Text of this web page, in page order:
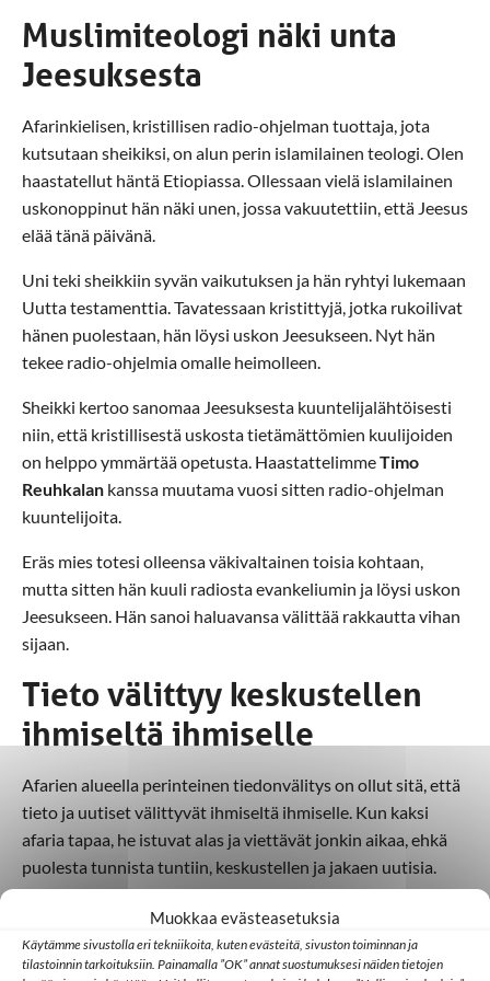
Muokkaa evästeasetuksia
Käytämme sivustolla eri tekniikoita, kuten evästeitä, sivuston toiminnan ja
tilastoinnin tarkoituksiin. Painamalla ”OK” annat suostumuksesi näiden tietojen
Muslimiteologi näki unta
Jeesuksesta
Afarinkielisen, kristillisen radio-ohjelman tuottaja, jota
kutsutaan sheikiksi, on alun perin islamilainen teologi. Olen
haastatellut häntä Etiopiassa. Ollessaan vielä islamilainen
uskonoppinut hän näki unen, jossa vakuutettiin, että Jeesus
elää tänä päivänä.
Uni teki sheikkiin syvän vaikutuksen ja hän ryhtyi lukemaan
Uutta testamenttia. Tavatessaan kristittyjä, jotka rukoilivat
hänen puolestaan, hän löysi uskon Jeesukseen. Nyt hän
tekee radio-ohjelmia omalle heimolleen.
Sheikki kertoo sanomaa Jeesuksesta kuuntelijalähtöisesti
niin, että kristillisestä uskosta tietämättömien kuulijoiden
on helppo ymmärtää opetusta. HaastattelimmeTimo
Reuhkalan kanssa muutama vuosi sitten radio-ohjelman
kuuntelijoita.
Eräs mies totesi olleensa väkivaltainen toisia kohtaan,
mutta sitten hän kuuli radiosta evankeliumin ja löysi uskon
Jeesukseen. Hän sanoi haluavansa välittää rakkautta vihan
sijaan.
Tieto välittyy keskustellen
ihmiseltä ihmiselle
Afarien alueella perinteinen tiedonvälitys on ollut sitä, että
tieto ja uutiset välittyvät ihmiseltä ihmiselle. Kun kaksi
afaria tapaa, he istuvat alas ja viettävät jonkin aikaa, ehkä
puolesta tunnista tuntiin, keskustellen ja jakaen uutisia.
Jotakin samaa ymmärsin tapahtuvan, kun radiosta
kuunnellaan sheikin opetuksia evankeliumista. Niitä
kuunnellaan usein yhdessä ja sitten niistä keskustellaan.